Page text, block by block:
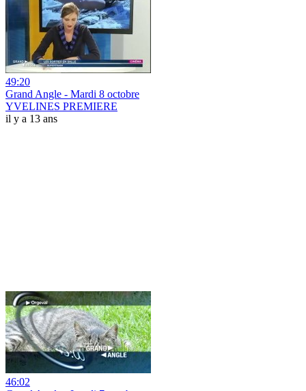
49:20
Grand Angle - Mardi 8 octobre
YVELINES PREMIERE
il y a 13 ans
46:02